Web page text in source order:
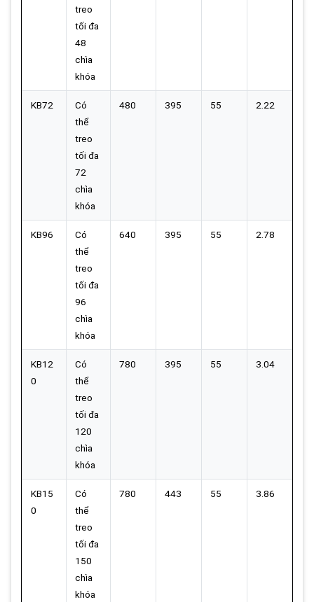
treo
tối đa
48
chìa
khóa
KB72
Có
thể
treo
tối đa
72
chìa
khóa
480 395 55 2.22
KB96
Có
thể
treo
tối đa
96
chìa
khóa
640 395 55 2.78
KB12
0
Có
thể
treo
tối đa
120
chìa
khóa
780 395 55 3.04
KB15
0
Có
thể
treo
tối đa
150
chìa
khóa
780 443 55 3.86